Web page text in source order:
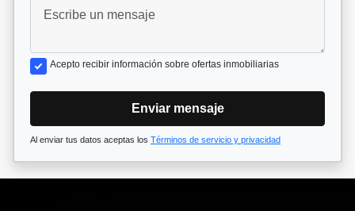
Acepto recibir información sobre ofertas inmobiliarias
Enviar mensaje
Al enviar tus datos aceptas los Términos de servicio y privacidad